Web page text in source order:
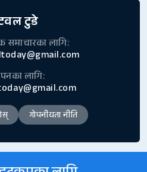
टुडे
समाचारका लागि:
लागि:
गोपनीयता नीति